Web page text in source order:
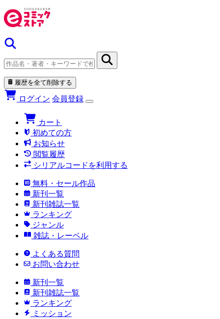
履歴を全て削除する
ログイン 会員登録
カート
初めての方
お知らせ
閲覧履歴
シリアルコードを利用する
無料・セール作品
新刊一覧
新刊雑誌一覧
ランキング
ジャンル
雑誌・レーベル
よくある質問
お問い合わせ
新刊一覧
新刊雑誌一覧
ランキング
ミッション